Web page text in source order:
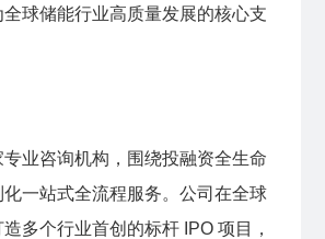
球储能行业高质量发展的核心支
业咨询机构，围绕投融资全生命
化一站式全流程服务。公司在全球
多个行业首创的标杆 IPO 项目，